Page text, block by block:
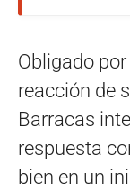
Obligado
reacción de
Barracas
respuesta
bien en un